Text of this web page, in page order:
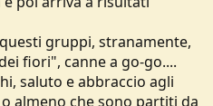
gruppi, stranamente,
fiori", canne a go-go....
saluto e abbraccio agli
almeno che sono partiti da